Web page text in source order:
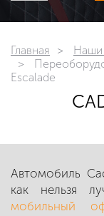
Главная Наши
Escalade
Автомобиль
как нельзя
мобильный